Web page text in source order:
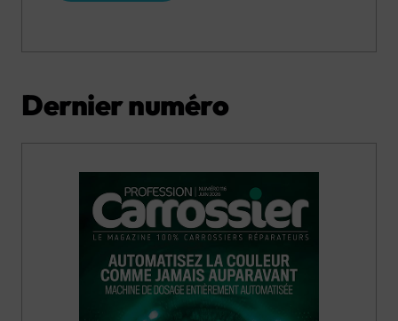
Dernier numéro